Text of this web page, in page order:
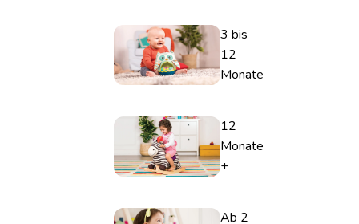
3 bis
12
Monate
12
Monate
+
Ab 2